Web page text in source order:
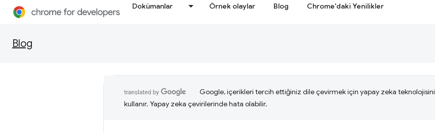
Dokümanlar Örnek olaylar Blog Chrome'daki Yenilikler
Blog
Google, içerikleri tercih ettiğiniz dile çevirmek için yapay zeka teknolojisini
kullanır. Yapay zeka çevirilerinde hata olabilir.